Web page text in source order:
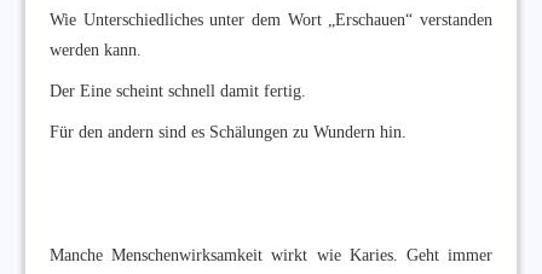
Wie Unterschiedliches unter dem Wort „Erschauen“ verstanden
werden kann.
Der Eine scheint schnell damit fertig.
Für den andern sind es Schälungen zu Wundern hin.
Manche Menschenwirksamkeit wirkt wie Karies. Geht immer